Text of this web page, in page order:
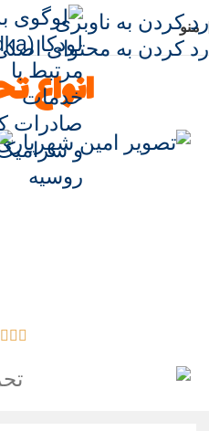
رد کردن به ناوبری
رد کردن به محتوای
منو
انواع